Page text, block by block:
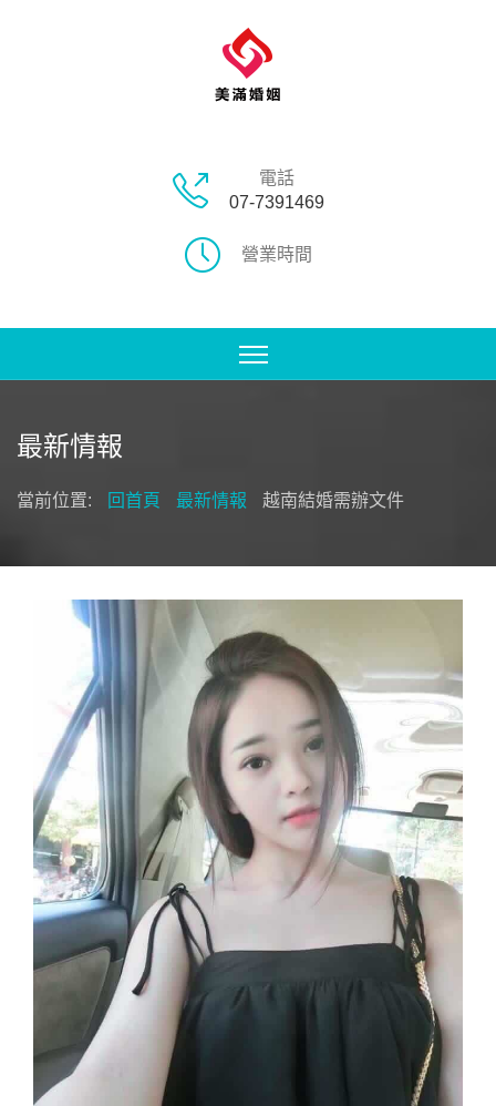
電話
07-7391469
營業時間
最新情報
當前位置: 回首頁 最新情報 越南結婚需辦文件